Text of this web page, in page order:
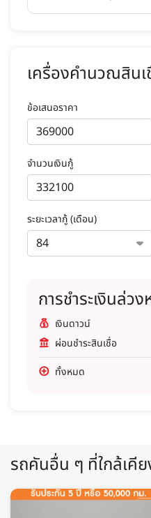
เครื่องคำนวณสินเ
ข้อเสนอราคา
จำนวนเงินกู้
ระยะเวลากู้ (เดือน)
การชำระเงินล่วง
เงินดาวน์
ผ่อนชำระสินเชื่อ
ทั้งหมด
รถคันอื่น ๆ ที่ใกล้เคี